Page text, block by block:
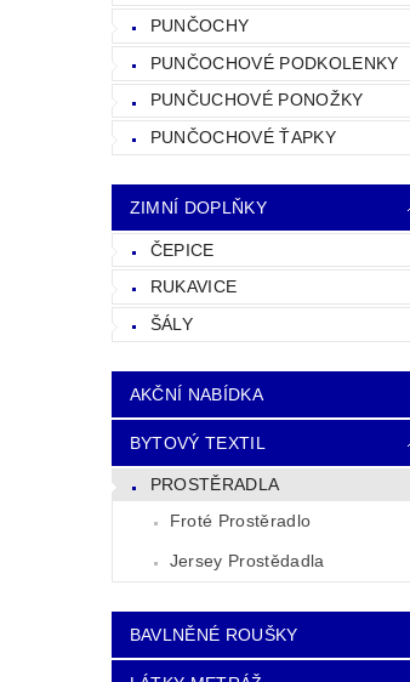
PUNČOCHY
PUNČOCHOVÉ PODKOLENKY
PUNČUCHOVÉ PONOŽKY
PUNČOCHOVÉ ŤAPKY
ZIMNÍ DOPLŇKY
ČEPICE
RUKAVICE
ŠÁLY
AKČNÍ NABÍDKA
BYTOVÝ TEXTIL
PROSTĚRADLA
Froté Prostěradlo
Jersey Prostědadla
BAVLNĚNÉ ROUŠKY